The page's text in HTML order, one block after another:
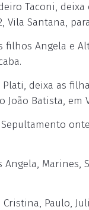
Taconi,
Vila Santana,
filhos Angela
Plati, deixa as
João Batista, em
Sepultamento
Angela,
Cristina, Paulo,